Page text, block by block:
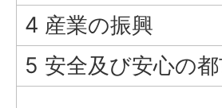
4 産業の振興
5 安全及び安心の